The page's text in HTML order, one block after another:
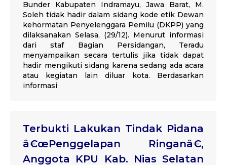
Bunder Kabupaten Indramayu, Jawa Barat, M.
Soleh tidak hadir dalam sidang kode etik Dewan
kehormatan Penyelenggara Pemilu (DKPP) yang
dilaksanakan Selasa, (29/12). Menurut informasi
dari staf Bagian Persidangan, Teradu
menyampaikan secara tertulis jika tidak dapat
hadir mengikuti sidang karena sedang ada acara
atau kegiatan lain diluar kota. Berdasarkan
informasi
Terbukti Lakukan Tindak Pidana
â€œPenggelapan Ringanâ€,
Anggota KPU Kab. Nias Selatan